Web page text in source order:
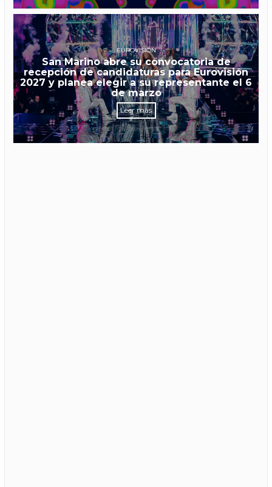
EUROVISIÓN
San Marino abre su convocatoria de
recepción de candidaturas para Eurovisión
2027 y planea elegir a su representante el 6
de marzo
Leer más